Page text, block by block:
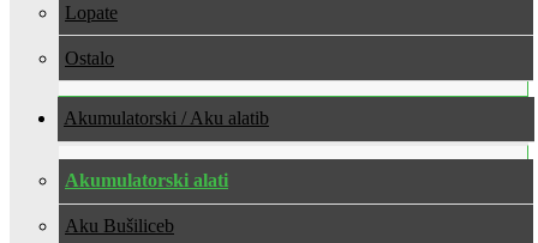
Lopate
Ostalo
Akumulatorski / Aku alati
Akumulatorski alati
Aku Bušilice